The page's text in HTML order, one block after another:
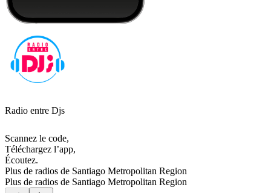
Radio entre Djs
Scannez le code,
Téléchargez l’app,
Écoutez.
Plus de radios de Santiago Metropolitan Region
Plus de radios de Santiago Metropolitan Region